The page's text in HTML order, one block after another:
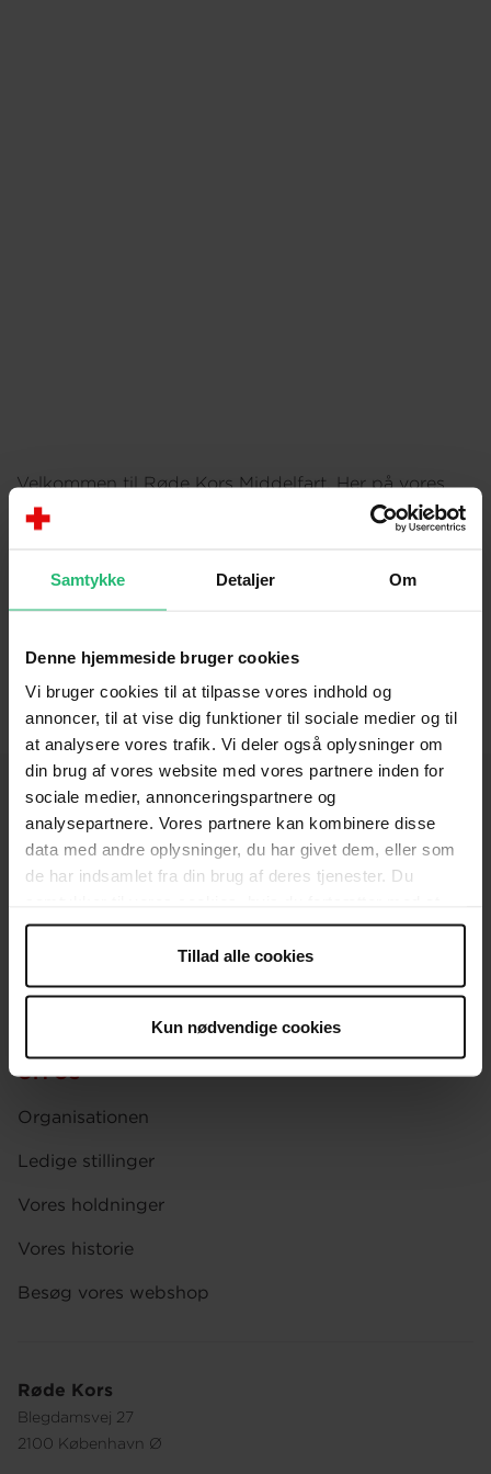
Samtykke Detaljer Om
Denne hjemmeside bruger cookies
Vi bruger cookies til at tilpasse vores indhold og
annoncer, til at vise dig funktioner til sociale medier og til
at analysere vores trafik. Vi deler også oplysninger om
din brug af vores website med vores partnere inden for
sociale medier, annonceringspartnere og
analysepartnere. Vores partnere kan kombinere disse
data med andre oplysninger, du har givet dem, eller som
de har indsamlet fra din brug af deres tjenester. Du
anvende vores hjemmeside.
Tillad alle cookies
Kun nødvendige cookies
Velkommen til Røde Kors Middelfart. Her på vores
hjemmeside kan du skabe dig et overblik over
afdelingens aktiviteter, komme i kontakt med den
genbrugsbutik og tøjcontainer nær dig.
Røde Kors
Blegdamsvej 27
2100 København Ø
KONTAKT
Afdelinger
Spørgsmål om donation og medlemskab
OM OS
Organisationen
Ledige stillinger
Vores holdninger
Vores historie
Besøg vores webshop